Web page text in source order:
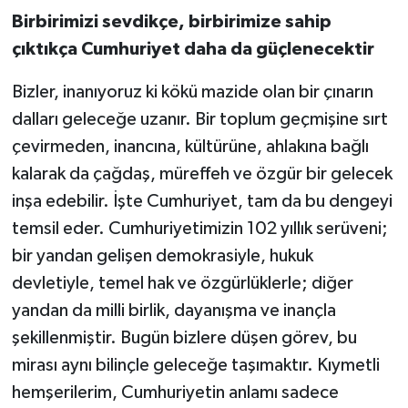
Birbirimizi sevdikçe, birbirimize sahip
çıktıkça Cumhuriyet daha da güçlenecektir
Bizler, inanıyoruz ki kökü mazide olan bir çınarın
dalları geleceğe uzanır. Bir toplum geçmişine sırt
çevirmeden, inancına, kültürüne, ahlakına bağlı
kalarak da çağdaş, müreffeh ve özgür bir gelecek
inşa edebilir. İşte Cumhuriyet, tam da bu dengeyi
temsil eder. Cumhuriyetimizin 102 yıllık serüveni;
bir yandan gelişen demokrasiyle, hukuk
devletiyle, temel hak ve özgürlüklerle; diğer
yandan da milli birlik, dayanışma ve inançla
şekillenmiştir. Bugün bizlere düşen görev, bu
mirası aynı bilinçle geleceğe taşımaktır. Kıymetli
hemşerilerim, Cumhuriyetin anlamı sadece